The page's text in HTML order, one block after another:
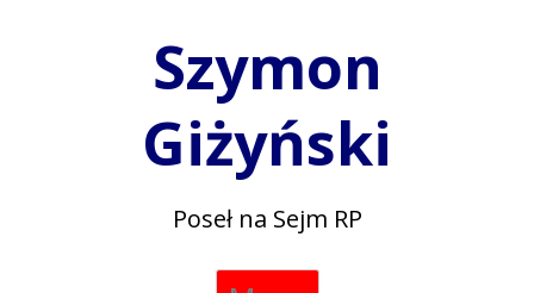
Szymon
Giżyński
Poseł na Sejm RP
Skip